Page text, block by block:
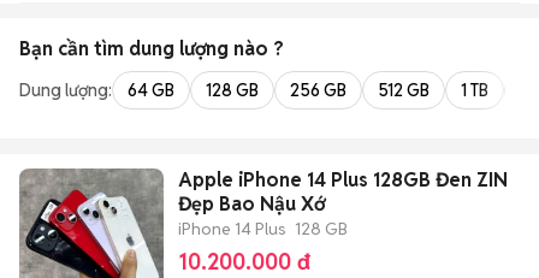
Bạn cần tìm dung lượng nào ?
Dung lượng: 64 GB 128 GB 256 GB 512 GB 1 TB
Apple iPhone 14 Plus 128GB Đen ZIN
Đẹp Bao Nậu Xớ
iPhone 14 Plus 128 GB
10.200.000 đ